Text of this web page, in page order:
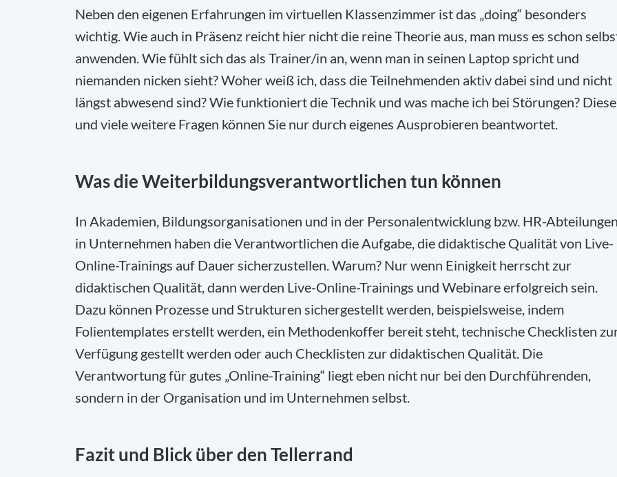
Neben den eigenen Erfahrungen im virtuellen Klassenzimmer ist das „doing“ besonders
wichtig. Wie auch in Präsenz reicht hier nicht die reine Theorie aus, man muss es schon
anwenden. Wie fühlt sich das als Trainer/in an, wenn man in seinen Laptop spricht und
niemanden nicken sieht? Woher weiß ich, dass die Teilnehmenden aktiv dabei sind und nicht
längst abwesend sind? Wie funktioniert die Technik und was mache ich bei Störungen? Diese
und viele weitere Fragen können Sie nur durch eigenes Ausprobieren beantwortet.
Was die Weiterbildungsverantwortlichen tun können
In Akademien, Bildungsorganisationen und in der Personalentwicklung bzw. HR-
in Unternehmen haben die Verantwortlichen die Aufgabe, die didaktische Qualität von Live-
Online-Trainings auf Dauer sicherzustellen. Warum? Nur wenn Einigkeit herrscht zur
didaktischen Qualität, dann werden Live-Online-Trainings und Webinare erfolgreich sein.
Dazu können Prozesse und Strukturen sichergestellt werden, beispielsweise, indem
Folientemplates erstellt werden, ein Methodenkoffer bereit steht, technische Checklisten
Verfügung gestellt werden oder auch Checklisten zur didaktischen Qualität. Die
Verantwortung für gutes „Online-Training“ liegt eben nicht nur bei den Durchführenden,
sondern in der Organisation und im Unternehmen selbst.
Fazit und Blick über den Tellerrand